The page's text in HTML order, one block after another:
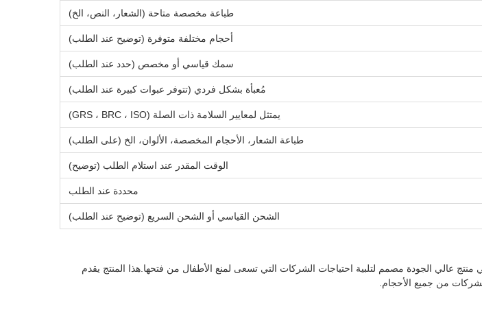
طباعة مخصصة متاحة (الشعار، النص، الخ)
أحجام مختلفة متوفرة (توضيح عند الطلب)
سمك قياسي أو مخصص (حدد عند الطلب)
مُعبأة بشكل فردي (تتوفر عبوات كبيرة عند الطلب)
يمتثل لمعايير السلامة ذات الصلة (GRS ، BRC ، ISO)
طباعة الشعار، الأحجام المخصصة، الألوان، الخ (على الطلب)
الوقت المقدر عند استلام الطلب (توضيح)
محددة عند الطلب
الشحن القياسي أو الشحن السريع (توضيح عند الطلب)
عالي الجودة مصمم لتلبية احتياجات الشركات التي تسعى لمنع الأطفال من فتحها.هذا المنتج يقدم
من جميع الأحجام.